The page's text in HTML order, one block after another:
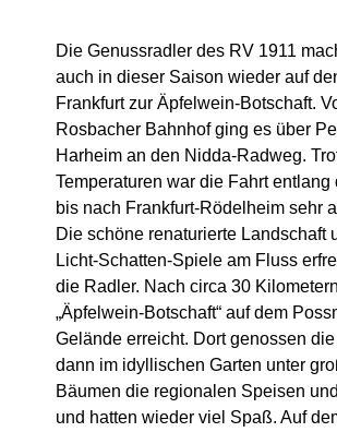
Die Genussradler des RV 1911
auch in dieser Saison wieder auf
Frankfurt zur Äpfelwein-Botschaft.
Rosbacher Bahnhof ging es über
Harheim an den Nidda-Radweg.
Temperaturen war die Fahrt entlang
bis nach Frankfurt-Rödelheim sehr
Die schöne renaturierte Landschaft
Licht-Schatten-Spiele am Fluss
die Radler. Nach circa 30
„Äpfelwein-Botschaft“ auf dem
Gelände erreicht. Dort genossen
dann im idyllischen Garten unter
Bäumen die regionalen Speisen
und hatten wieder viel Spaß. Auf